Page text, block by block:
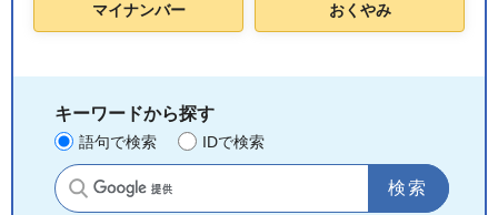
マイナンバー おくやみ
キーワードから探す
語句で検索 IDで検索
サイト内検索